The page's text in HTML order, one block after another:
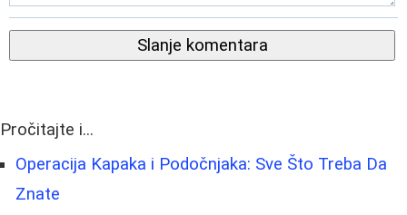
Slanje komentara
Pročitajte i...
Operacija Kapaka i Podočnjaka: Sve Što Treba Da
Znate